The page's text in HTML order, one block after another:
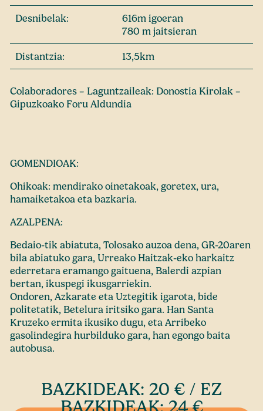
Desnibelak:
616m igoeran
780 m jaitsieran
Distantzia: 13,5km
Colaboradores – Laguntzaileak: Donostia Kirolak –
Gipuzkoako Foru Aldundia
GOMENDIOAK:
Ohikoak: mendirako oinetakoak, goretex, ura,
hamaiketakoa eta bazkaria.
AZALPENA:
Bedaio-tik abiatuta, Tolosako auzoa dena, GR-20aren
bila abiatuko gara, Urreako Haitzak-eko harkaitz
ederretara eramango gaituena, Balerdi azpian
bertan, ikuspegi ikusgarriekin.
Ondoren, Azkarate eta Uztegitik igarota, bide
politetatik, Betelura iritsiko gara. Han Santa
Kruzeko ermita ikusiko dugu, eta Arribeko
gasolindegira hurbilduko gara, han egongo baita
autobusa.
BAZKIDEAK: 20 € / EZ